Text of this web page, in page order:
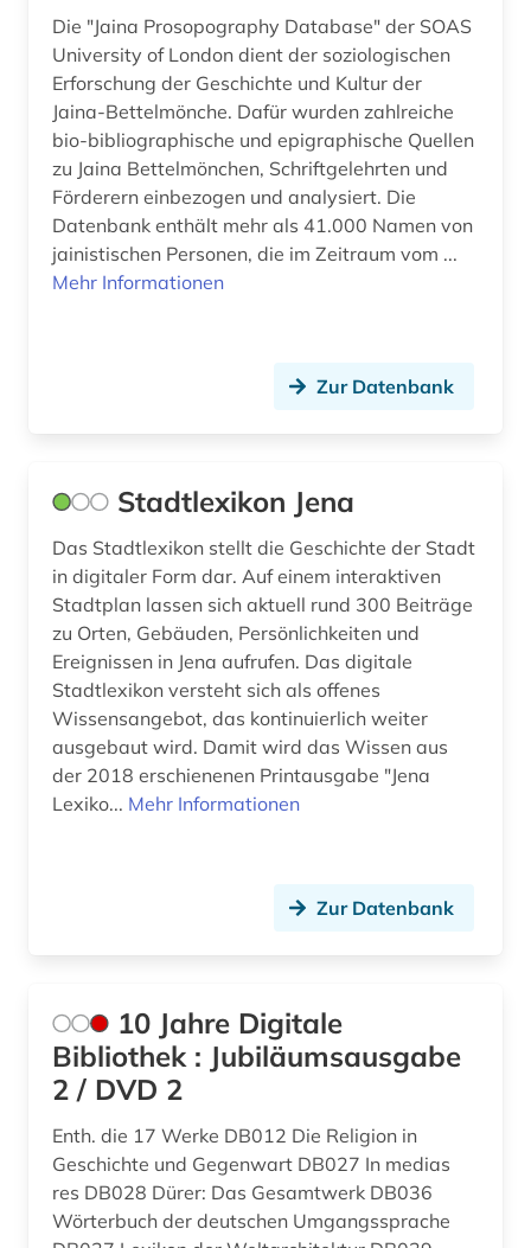
altisländisch (1)
altkarte (1)
altnorwegisch (1)
altokzitanisch (1)
altorientalistik (2)
american numismatic society (2)
amerika (31)
amerika + schwarze (1)
amerikanische geschichte (7)
amerikanische revolution (1)
amerikanistik (3)
analysen (1)
anarchie (1)
anarchismus (2)
anarchist (1)
anarchosyndikalismus (1)
Polen (51)
Portugal (7)
Rheinland-Pfalz (13)
Roemisches Reich (16)
Rumänien (13)
Russland, Sowjetunion (86)
Schweden (190)
Schweiz (35)
Serbien (11)
Skandinavien (10)
Slowakei (20)
Slowenien (11)
Spanien (17)
Thueringen (14)
Tuerkei (12)
USA (137)
Ukraine (25)
Die "Jaina Prosopography Database" der SOAS
University of London dient der soziologischen
Erforschung der Geschichte und Kultur der
Jaina-Bettelmönche. Dafür wurden zahlreiche
bio-bibliographische und epigraphische Quellen
zu Jaina Bettelmönchen, Schriftgelehrten und
Förderern einbezogen und analysiert. Die
Datenbank enthält mehr als 41.000 Namen von
jainistischen Personen, die im Zeitraum vom ...
Mehr Informationen
Zur Datenbank
Stadtlexikon Jena
Das Stadtlexikon stellt die Geschichte der Stadt
in digitaler Form dar. Auf einem interaktiven
Stadtplan lassen sich aktuell rund 300 Beiträge
zu Orten, Gebäuden, Persönlichkeiten und
Ereignissen in Jena aufrufen. Das digitale
Stadtlexikon versteht sich als offenes
Wissensangebot, das kontinuierlich weiter
ausgebaut wird. Damit wird das Wissen aus
der 2018 erschienenen Printausgabe "Jena
Lexiko... Mehr Informationen
Zur Datenbank
10 Jahre Digitale
Bibliothek : Jubiläumsausgabe
2 / DVD 2
Enth. die 17 Werke DB012 Die Religion in
Geschichte und Gegenwart DB027 In medias
res DB028 Dürer: Das Gesamtwerk DB036
Wörterbuch der deutschen Umgangssprache